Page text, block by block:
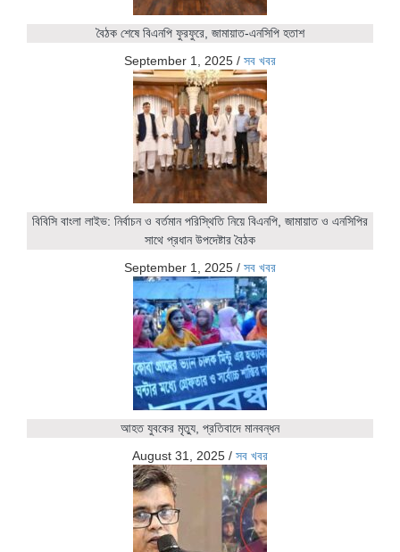
বৈঠক শেষে বিএনপি ফুরফুরে, জামায়াত-এনসিপি হতাশ
September 1, 2025 / সব খবর
বিবিসি বাংলা লাইভ: নির্বাচন ও বর্তমান পরিস্থিতি নিয়ে বিএনপি, জামায়াত ও এনসিপির
সাথে প্রধান উপদেষ্টার বৈঠক
September 1, 2025 / সব খবর
আহত যুবকের মৃত্যু, প্রতিবাদে মানবন্ধন
August 31, 2025 / সব খবর